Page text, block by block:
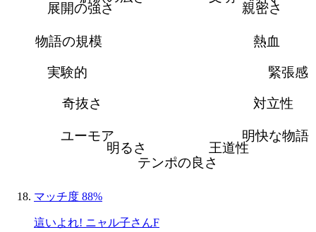
親密さ
熱血
緊張感
対立性
明快な物語
王道性
テンポの良さ
明るさ
ユーモア
奇抜さ
実験的
物語の規模
展開の強さ
マッチ度 88%
這いよれ! ニャル子さんF